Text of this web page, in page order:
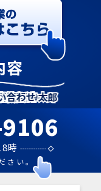
容
がダウンロードで
約
ト契約
す！労働時間の管
ス
証拠の集め方につ
ポート
りやすく解説！」
法
徴、解雇の全体像
費用
０２３年７月１８
西村幸太郎
めセミナー＠中津
概要
の様な言い方をす
合わせ
時
さい。